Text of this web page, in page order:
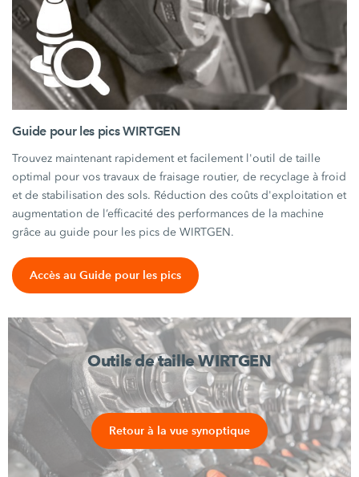
Guide pour les pics WIRTGEN
Trouvez maintenant rapidement et facilement l'outil de taille
optimal pour vos travaux de fraisage routier, de recyclage à froid
et de stabilisation des sols. Réduction des coûts d'exploitation et
augmentation de l’efficacité des performances de la machine
grâce au guide pour les pics de WIRTGEN.
Accès au Guide pour les pics
Outils de taille WIRTGEN
Retour à la vue synoptique